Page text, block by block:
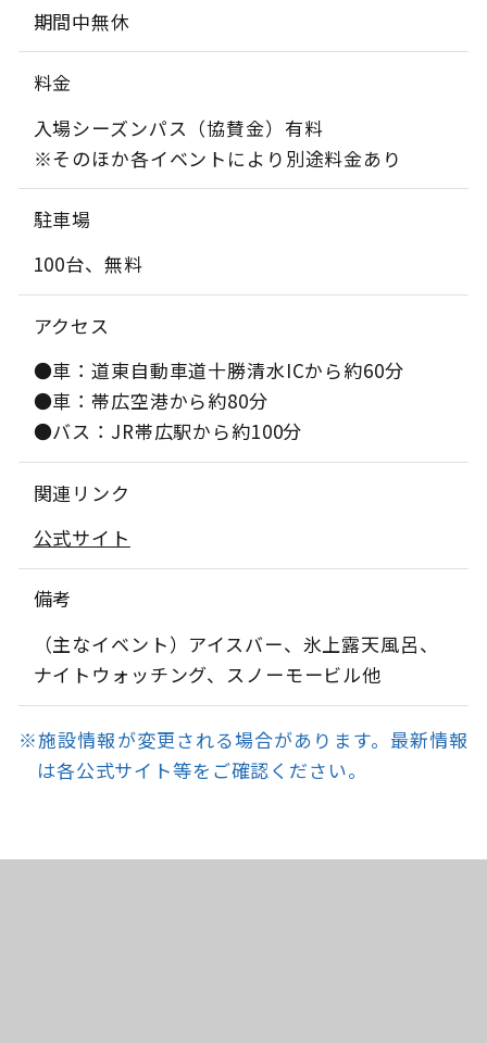
期間中無休
料金
入場シーズンパス（協賛金）有料
※そのほか各イベントにより別途料金あり
駐車場
100台、無料
アクセス
●車：道東自動車道十勝清水ICから約60分
●車：帯広空港から約80分
●バス：JR帯広駅から約100分
関連リンク
公式サイト
備考
（主なイベント）アイスバー、氷上露天風呂、
ナイトウォッチング、スノーモービル他
※施設情報が変更される場合があります。最新情報
は各公式サイト等をご確認ください。